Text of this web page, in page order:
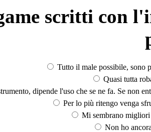
scritti con
Tutto il male possibile, sono
Quasi tutta
dipende l'uso che se ne fa. Se non
Per lo più ritengo venga
Mi sembrano
Non ho